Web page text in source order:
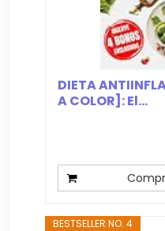
DIETA
A COLOR]: El...
BESTSELLER NO. 4